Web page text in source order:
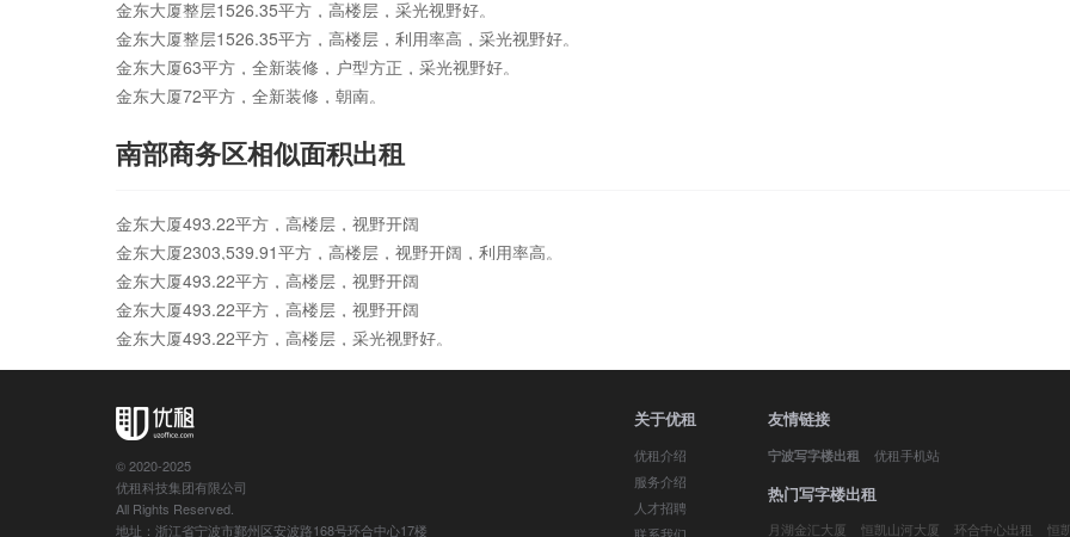
金东大厦整层1526.35平方，高楼层，采光视野好。
金东大厦整层1526.35平方，高楼层，利用率高，采光视野好。
金东大厦63平方，全新装修，户型方正，采光视野好。
金东大厦72平方，全新装修，朝南。
南部商务区相似面积出租
金东大厦493.22平方，高楼层，视野开阔
金东大厦2303,539.91平方，高楼层，视野开阔，利用率高。
金东大厦493.22平方，高楼层，视野开阔
金东大厦493.22平方，高楼层，视野开阔
金东大厦493.22平方，高楼层，采光视野好。
© 2020-2025
优租科技集团有限公司
All Rights Reserved.
地址：浙江省宁波市鄞州区安波路168号环合中心17楼
友情链接
宁波写字楼出租 优租手机站
热门写字楼出租
月湖金汇大厦 恒凯山河大厦 环合中心出租 恒
关于优租
优租介绍
服务介绍
人才招聘